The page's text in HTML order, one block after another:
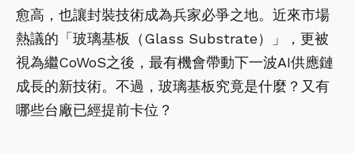
愈高，也讓封裝技術成為兵家必爭之地。近來市場
熱議的「玻璃基板（Glass Substrate）」，更被
視為繼CoWoS之後，最有機會帶動下一波AI供應鏈
成長的新技術。不過，玻璃基板究竟是什麼？又有
哪些台廠已經提前卡位？